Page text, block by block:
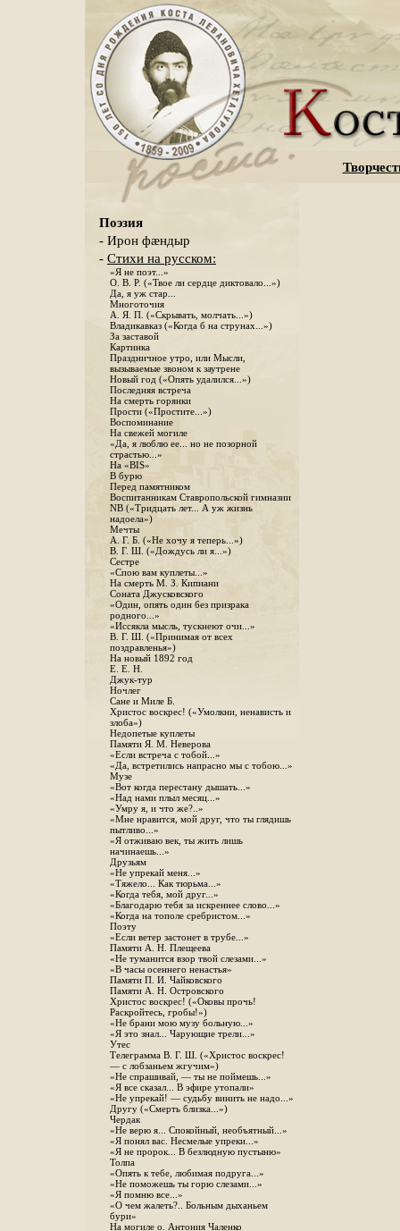
Поэзия
- Ирон фæндыр
- Стихи на русском:
«Я не поэт...»
О. В. Р. («Твое ли сердце диктовало...»)
Да, я уж стар...
Многоточия
А. Я. П. («Скрывать, молчать...»)
Владикавказ («Когда б на струнах...»)
За заставой
Картинка
Праздничное утро, или Мысли,
вызываемые звоном к заутрене
Новый год («Опять удалился...»)
Последняя встреча
На смерть горянки
Прости («Простите...»)
Воспоминание
На свежей могиле
«Да, я люблю ее... но не позорной
страстью...»
На «BIS»
В бурю
Перед памятником
Воспитанникам Ставропольской гимназии
NB («Тридцать лет... А уж жизнь
надоела»)
Мечты
А. Г. Б. («Не хочу я теперь...»)
В. Г. Ш. («Дождусь ли я...»)
Сестре
«Спою вам куплеты...»
На смерть М. З. Кипиани
Соната Джусковского
«Один, опять один без призрака
родного...»
«Иссякла мысль, тускнеют очи...»
В. Г. Ш. («Принимая от всех
поздравленья»)
На новый 1892 год
Е. Е. Н.
Джук-тур
Ночлег
Сане и Миле Б.
Христос воскрес! («Умолкни, ненависть и
злоба»)
Недопетые куплеты
Памяти Я. М. Неверова
«Если встреча с тобой...»
«Да, встретились напрасно мы с тобою...»
Музе
«Вот когда перестану дышать...»
«Над нами плыл месяц...»
«Умру я, и что же?..»
«Мне нравится, мой друг, что ты глядишь
пытливо...»
«Я отживаю век, ты жить лишь
начинаешь...»
Друзьям
«Не упрекай меня...»
«Тяжело... Как тюрьма...»
«Когда тебя, мой друг...»
«Благодарю тебя за искреннее слово...»
«Когда на тополе сребристом...»
Поэту
«Если ветер застонет в трубе...»
Памяти А. Н. Плещеева
«Не туманится взор твой слезами...»
«В часы осеннего ненастья»
Памяти П. И. Чайковского
Памяти А. Н. Островского
Христос воскрес! («Оковы прочь!
Раскройтесь, гробы!»)
«Не брани мою музу больную...»
«Я это знал... Чарующие трели...»
Утес
Телеграмма В. Г. Ш. («Христос воскрес!
— с лобзаньем жгучим»)
«Не спрашивай, — ты не поймешь...»
«Я все сказал... В эфире утопали»
«Не упрекай! — судьбу винить не надо...»
Другу («Смерть близка...»)
Чердак
«Не верю я... Спокойный, необъятный...»
«Я понял вас. Несмелые упреки...»
«Я не пророк... В безлюдную пустыню»
Толпа
«Опять к тебе, любимая подруга...»
«Не поможешь ты горю слезами...»
«Я помню все...»
«О чем жалеть?.. Больным дыханьем
бури»
На могиле о. Антония Чаленко